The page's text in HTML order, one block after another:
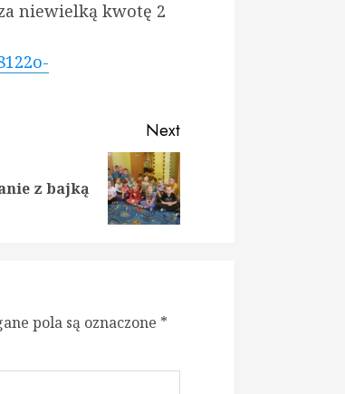
niewielką kwotę 2
Next
z bajką
pola są oznaczone *